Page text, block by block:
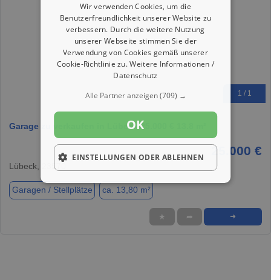
1 / 1
Garage zu verkaufen in Lübeck 25.000 € 13.8 m²
25.000 €
Lübeck, 23570
Garagen / Stellplätze ca. 13,80 m²
★ ➦ ➜
Wir verwenden Cookies, um die
Benutzerfreundlichkeit unserer Website zu
verbessern. Durch die weitere Nutzung
unserer Webseite stimmen Sie der
Verwendung von Cookies gemäß unserer
Cookie-Richtlinie zu.Weitere Informationen /
Datenschutz
Alle Partner anzeigen(709) →
OK
EINSTELLUNGEN ODER ABLEHNEN